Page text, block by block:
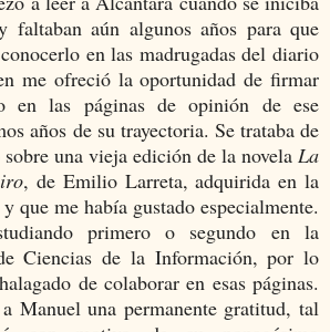
faltaban aún algunos años para que
en las madrugadas del diario
me ofreció la oportunidad de firmar
en las páginas de opinión de ese
años de su trayectoria. Se trataba de
una vieja edición de la novela La
, de Emilio Larreta, adquirida en la
que me había gustado especialmente.
primero o segundo en la
Ciencias de la Información, por lo
de colaborar en esas páginas.
Manuel una permanente gratitud, tal